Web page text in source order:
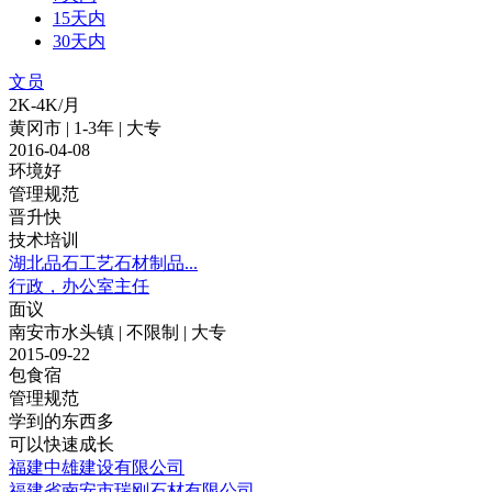
15天内
30天内
文员
2K-4K/月
黄冈市 | 1-3年 | 大专
2016-04-08
环境好
管理规范
晋升快
技术培训
湖北品石工艺石材制品...
行政，办公室主任
面议
南安市水头镇 | 不限制 | 大专
2015-09-22
包食宿
管理规范
学到的东西多
可以快速成长
福建中雄建设有限公司